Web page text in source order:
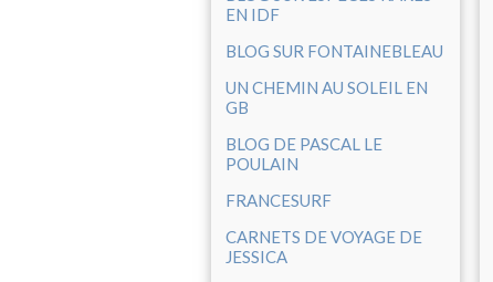
EN IDF
BLOG SUR FONTAINEBLEAU
UN CHEMIN AU SOLEIL EN
GB
BLOG DE PASCAL LE
POULAIN
FRANCESURF
CARNETS DE VOYAGE DE
JESSICA